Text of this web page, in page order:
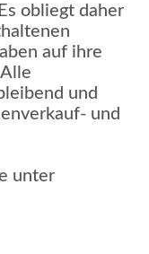
obliegt daher
auf ihre
und
und
unter